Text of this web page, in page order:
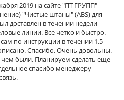
2019 на сайте "ПТ ГРУПП" -
"Чистые штаны" (ABS) для
доставлен в течении недели
линии. Все четко и быстро.
по инструкции в течении 1.5
Спасибо. Очень довольны.
были. Планируем сделать еще
спасибо менеджеру